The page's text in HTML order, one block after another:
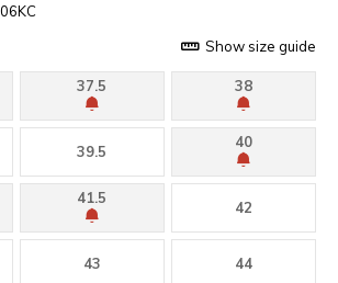
Show size guide
37.5 38
39.5
40
41.5
42
43 44